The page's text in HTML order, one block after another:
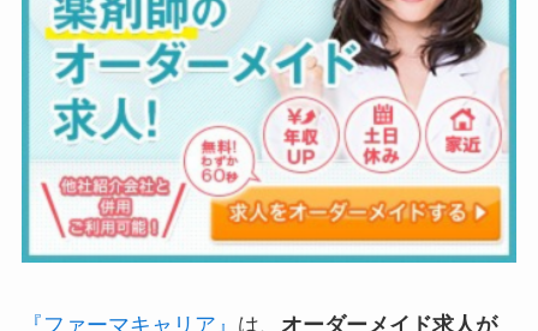
『ファーマキャリア』 は、 オーダーメイド求人が